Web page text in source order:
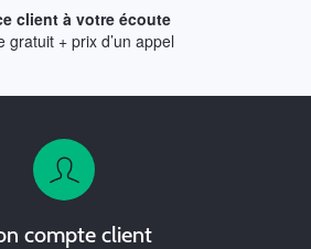
client à votre écoute
gratuit + prix d’un appel
compte client